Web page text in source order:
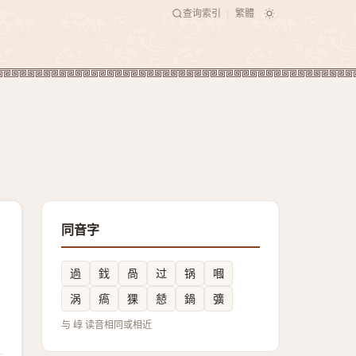
查询索引 繁體
同音字
過 鈛 咼 过 锅
嘓
涡
瘑 猓 懖 鍋 彍
与 崞 读音相同或相近